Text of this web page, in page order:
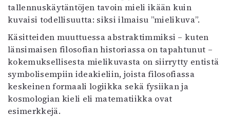
tallennuskäytäntöjen tavoin mieli ikään kuin
kuvaisi todellisuutta: siksi ilmaisu ”mielikuva”.
Käsitteiden muuttuessa abstraktimmiksi – kuten
länsimaisen filosofian historiassa on tapahtunut –
kokemuksellisesta mielikuvasta on siirrytty entistä
symbolisempiin ideakieliin, joista filosofiassa
keskeinen formaali logiikka sekä fysiikan ja
kosmologian kieli eli matematiikka ovat
esimerkkejä.